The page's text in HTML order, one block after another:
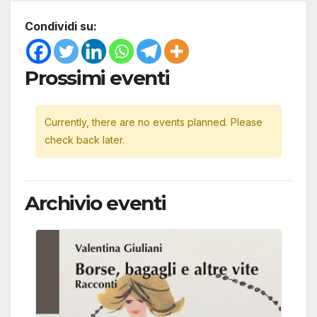
Condividi su:
Prossimi eventi
Currently, there are no events planned. Please
check back later.
Archivio eventi